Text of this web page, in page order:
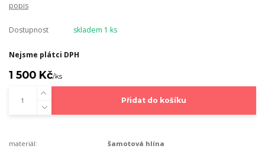
popis
Dostupnost skladem 1 ks
Nejsme plátci DPH
1 500 Kč/ks
Přidat do košíku
materiál: šamotová hlína